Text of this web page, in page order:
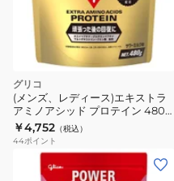
グリコ
(メンズ、レディース)エキストラ
アミノアシッド プロテイン 480g
約24回分 サワーミルク味 G76114
￥4,752 （税込）
44ポイント